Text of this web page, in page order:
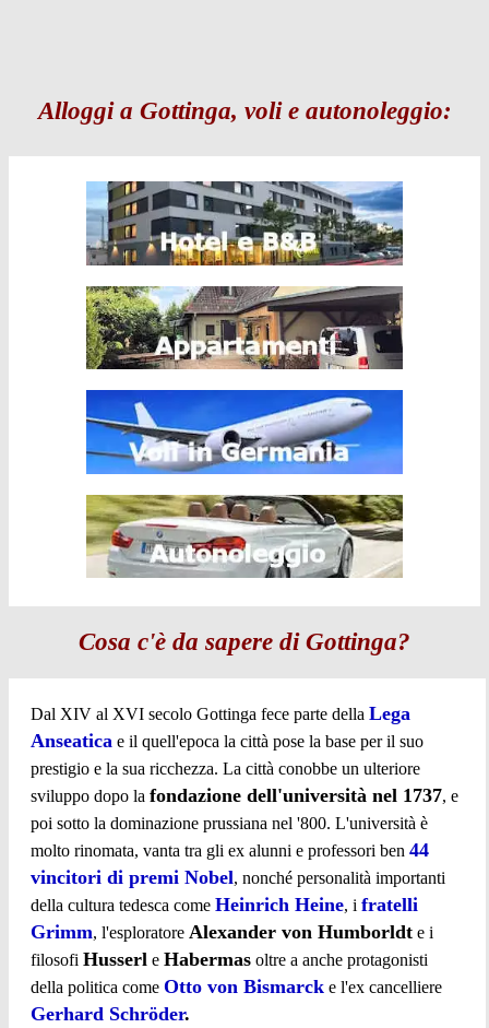
Alloggi a Gottinga, voli e autonoleggio:
Cosa c'è da sapere di Gottinga?
Dal XIV al XVI secolo Gottinga fece parte della Lega
Anseatica e il quell'epoca la città pose la base per il suo
prestigio e la sua ricchezza. La città conobbe un ulteriore
sviluppo dopo la fondazione dell'università nel 1737, e
poi sotto la dominazione prussiana nel '800. L'università è
molto rinomata, vanta tra gli ex alunni e professori ben 44
vincitori di premi Nobel, nonché personalità importanti
della cultura tedesca come Heinrich Heine, i fratelli
Grimm, l'esploratore Alexander von Humborldt e i
filosofi Husserl e Habermas oltre a anche protagonisti
della politica come Otto von Bismarck e l'ex cancelliere
Gerhard Schröder.